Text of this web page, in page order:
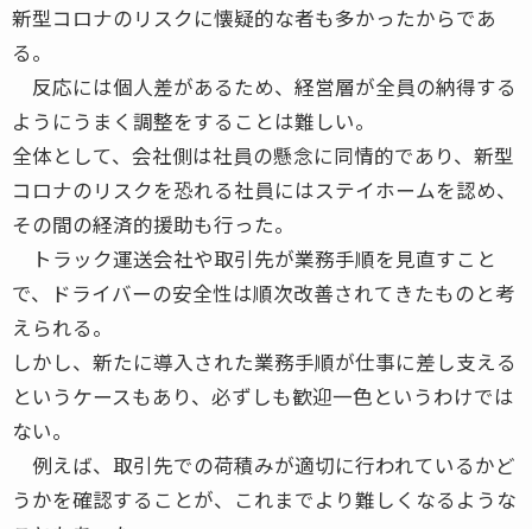
新型コロナのリスクに懐疑的な者も多かったからであ
る。
反応には個人差があるため、経営層が全員の納得する
ようにうまく調整をすることは難しい。
全体として、会社側は社員の懸念に同情的であり、新型
コロナのリスクを恐れる社員にはステイホームを認め、
その間の経済的援助も行った。
トラック運送会社や取引先が業務手順を見直すこと
で、ドライバーの安全性は順次改善されてきたものと考
えられる。
しかし、新たに導入された業務手順が仕事に差し支える
というケースもあり、必ずしも歓迎一色というわけでは
ない。
例えば、取引先での荷積みが適切に行われているかど
うかを確認することが、これまでより難しくなるような